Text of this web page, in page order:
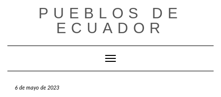
PUEBLOS DE
ECUADOR
Cambiar modo de navegación
6 de mayo de 2023